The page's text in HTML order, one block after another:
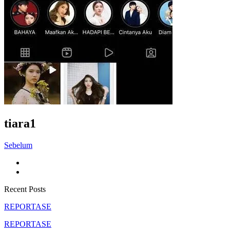
tiara1
Sebelum
Recent Posts
REPORTASE
REPORTASE